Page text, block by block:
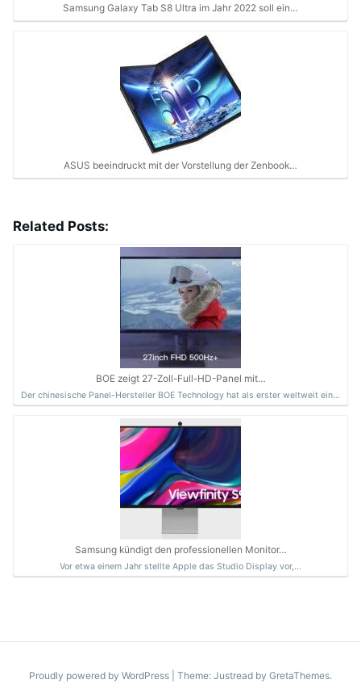
Samsung Galaxy Tab S8 Ultra im Jahr 2022 soll ein…
ASUS beeindruckt mit der Vorstellung der Zenbook…
Related Posts:
BOE zeigt 27-Zoll-Full-HD-Panel mit…
Der chinesische Panel-Hersteller BOE Technology hat als erster weltweit ein…
Samsung kündigt den professionellen Monitor…
Vor etwa einem Jahr stellte Apple das Studio Display vor,…
Proudly powered by WordPress Theme: Justread by GretaThemes.